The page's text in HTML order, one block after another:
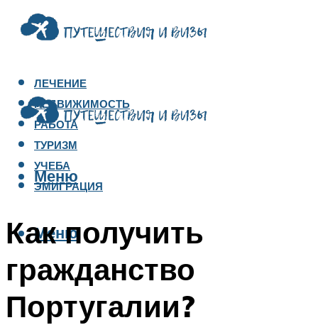
ЛЕЧЕНИЕ
НЕДВИЖИМОСТЬ
РАБОТА
ТУРИЗМ
УЧЕБА
ЭМИГРАЦИЯ
Меню
Меню
Как получить
гражданство
Португалии?